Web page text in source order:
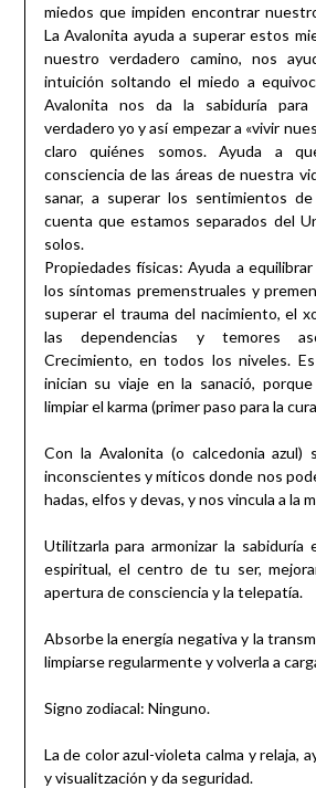
miedos que impiden encontrar
La Avalonita ayuda a superar estos
nuestro verdadero camino, nos
intuición soltando el miedo a
Avalonita nos da la sabiduría para
verdadero yo y así empezar a «vivir
claro quiénes somos. Ayuda a
consciencia de las áreas de nuestra
sanar, a superar los sentimientos
cuenta que estamos separados del
solos.
Propiedades físicas: Ayuda a
los síntomas premenstruales y
superar el trauma del nacimiento, el
las dependencias y temores
Crecimiento, en todos los niveles.
inician su viaje en la sanació,
limpiar el karma (primer paso para la
Con la Avalonita (o calcedonia azul)
inconscientes y míticos donde nos
hadas, elfos y devas, y nos vincula a la
Utilitzarla para armonizar la sabiduría
espiritual, el centro de tu ser,
apertura de consciencia y la telepatía.
Absorbe la energía negativa y la
limpiarse regularmente y volverla a
Signo zodiacal: Ninguno.
La de color azul-violeta calma y relaja,
y visualitzación y da seguridad.